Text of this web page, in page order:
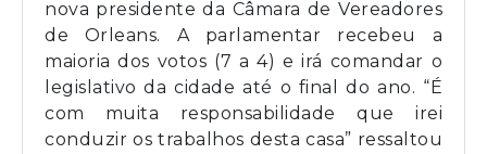
nova presidente da Câmara de Vereadores
de Orleans. A parlamentar recebeu a
maioria dos votos (7 a 4) e irá comandar o
legislativo da cidade até o final do ano. “É
com muita responsabilidade que irei
conduzir os trabalhos desta casa” ressaltou